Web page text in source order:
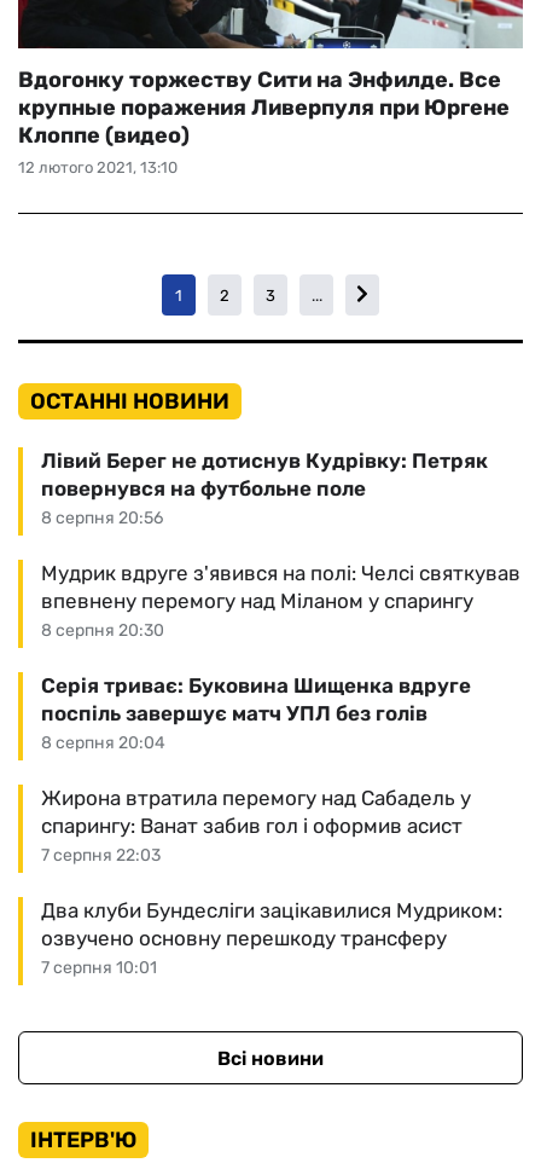
12 лютого 2021, 13:10
Вдогонку торжеству Сити на Энфилде. Все
крупные поражения Ливерпуля при Юргене
Клоппе (видео)
1 2 3 ...
ОСТАННІ НОВИНИ
8 серпня 20:56
Лівий Берег не дотиснув Кудрівку: Петряк
повернувся на футбольне поле
8 серпня 20:30
Мудрик вдруге з'явився на полі: Челсі святкував
впевнену перемогу над Міланом у спарингу
8 серпня 20:04
Серія триває: Буковина Шищенка вдруге
поспіль завершує матч УПЛ без голів
7 серпня 22:03
Жирона втратила перемогу над Сабадель у
спарингу: Ванат забив гол і оформив асист
7 серпня 10:01
Два клуби Бундесліги зацікавилися Мудриком:
озвучено основну перешкоду трансферу
Всі новини
ІНТЕРВ'Ю